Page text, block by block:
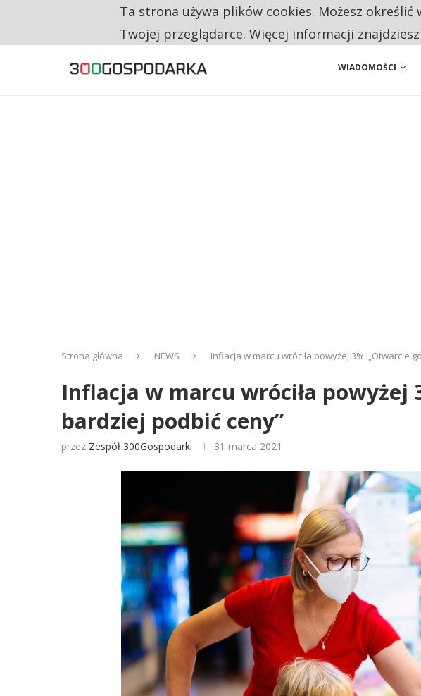
RESTRYKCJE CHIN UDERZAJĄ W EUROPEJSKI PRZEMYSŁ. NA LIŚCIE
WIADOMOŚCI
Strona główna NEWS Inflacja w marcu wróciła powyżej 3%. „Otwarcie
Inflacja w marcu wróciła powyżej
bardziej podbić ceny”
przez Zespół 300Gospodarki 31 marca 2021
Ta strona używa plików cookies. Możesz
Twojej przeglądarce. Więcej informacji znajdziesz